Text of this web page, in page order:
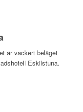
är vackert beläget
Eskilstuna.